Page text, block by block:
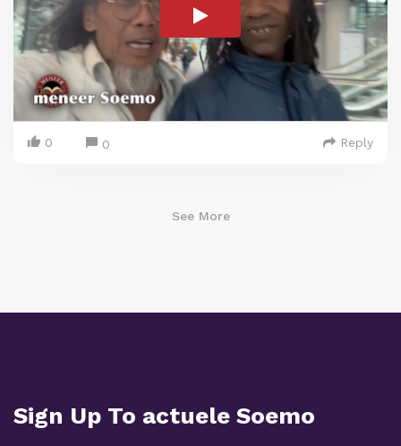
0 0 Reply
See More
Sign Up To actuele Soemo